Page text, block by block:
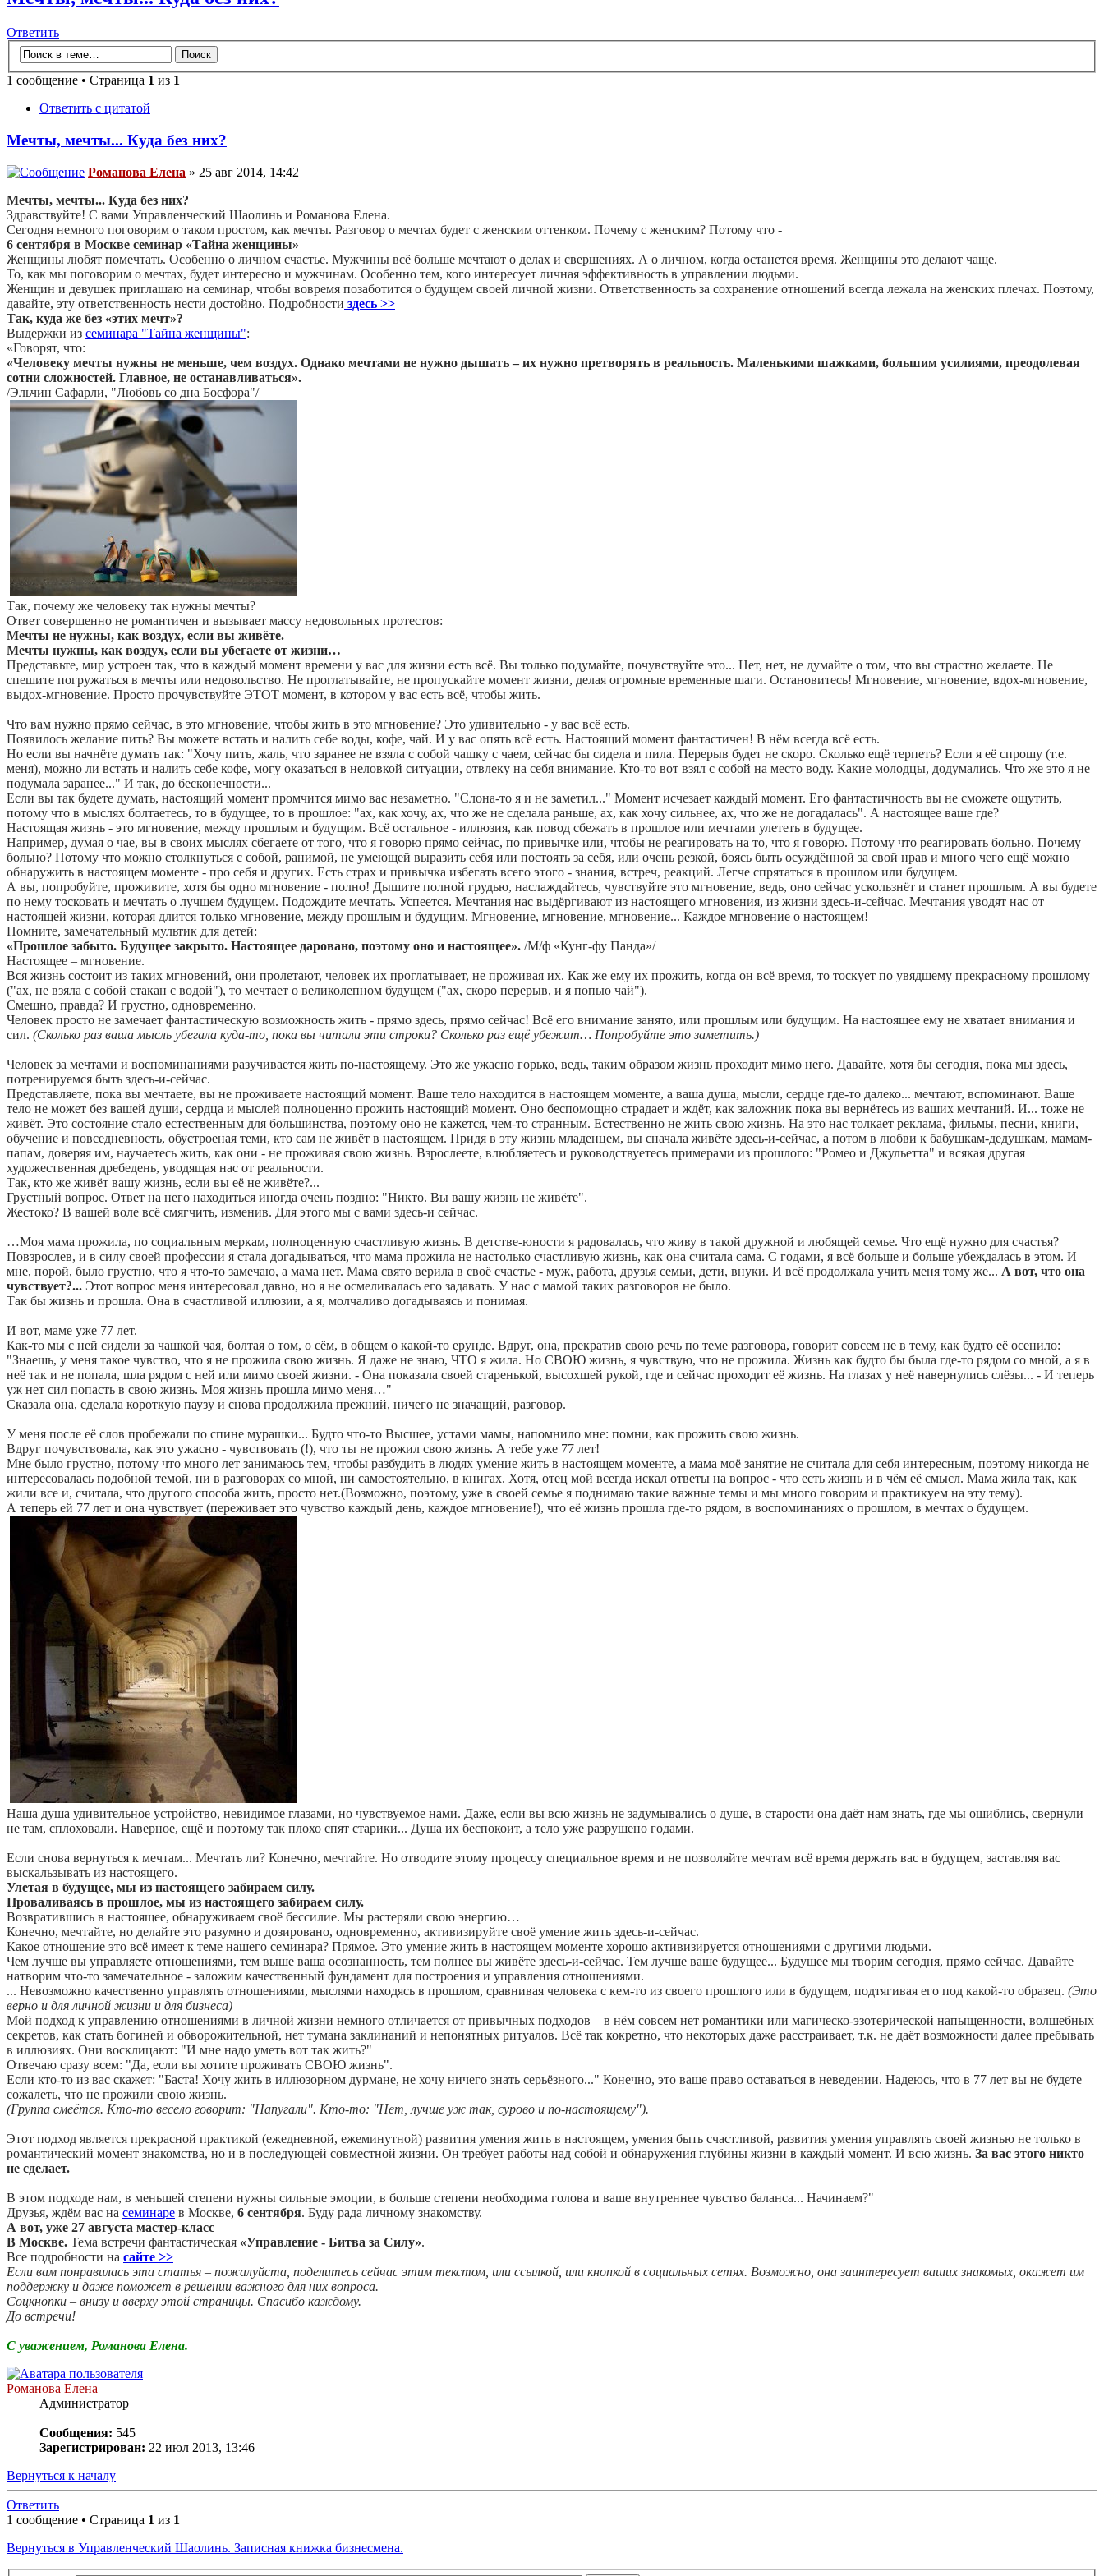
Ответить
1 сообщение • Страница 1 из 1
Ответить с цитатой
Мечты, мечты... Куда без них?
Романова Елена » 25 авг 2014, 14:42
Мечты, мечты... Куда без них?
Здравствуйте! С вами Управленческий Шаолинь и Романова Елена.
Сегодня немного поговорим о таком простом, как мечты. Разговор о мечтах будет с женским оттенком. Почему с женским? Потому что -
6 сентября в Москве семинар «Тайна женщины»
Женщины любят помечтать. Особенно о личном счастье. Мужчины всё больше мечтают о делах и свершениях. А о личном, когда останется время. Женщины это делают чаще.
То, как мы поговорим о мечтах, будет интересно и мужчинам. Особенно тем, кого интересует личная эффективность в управлении людьми.
Женщин и девушек приглашаю на семинар, чтобы вовремя позаботится о будущем своей личной жизни. Ответственность за сохранение отношений всегда лежала на женских плечах. Поэтому,
давайте, эту ответственность нести достойно. Подробности здесь >>
Так, куда же без «этих мечт»?
Выдержки из семинара "Тайна женщины":
«Говорят, что:
«Человеку мечты нужны не меньше, чем воздух. Однако мечтами не нужно дышать – их нужно претворять в реальность. Маленькими шажками, большим усилиями, преодолевая
сотни сложностей. Главное, не останавливаться».
/Эльчин Сафарли, "Любовь со дна Босфора"/
Так, почему же человеку так нужны мечты?
Ответ совершенно не романтичен и вызывает массу недовольных протестов:
Мечты не нужны, как воздух, если вы живёте.
Мечты нужны, как воздух, если вы убегаете от жизни…
Представьте, мир устроен так, что в каждый момент времени у вас для жизни есть всё. Вы только подумайте, почувствуйте это... Нет, нет, не думайте о том, что вы страстно желаете. Не
спешите погружаться в мечты или недовольство. Не проглатывайте, не пропускайте момент жизни, делая огромные временные шаги. Остановитесь! Мгновение, мгновение, вдох-мгновение,
выдох-мгновение. Просто прочувствуйте ЭТОТ момент, в котором у вас есть всё, чтобы жить.
Что вам нужно прямо сейчас, в это мгновение, чтобы жить в это мгновение? Это удивительно - у вас всё есть.
Появилось желание пить? Вы можете встать и налить себе воды, кофе, чай. И у вас опять всё есть. Настоящий момент фантастичен! В нём всегда всё есть.
Но если вы начнёте думать так: "Хочу пить, жаль, что заранее не взяла с собой чашку с чаем, сейчас бы сидела и пила. Перерыв будет не скоро. Сколько ещё терпеть? Если я её спрошу (т.е.
меня), можно ли встать и налить себе кофе, могу оказаться в неловкой ситуации, отвлеку на себя внимание. Кто-то вот взял с собой на место воду. Какие молодцы, додумались. Что же это я не
подумала заранее..." И так, до бесконечности...
Если вы так будете думать, настоящий момент промчится мимо вас незаметно. "Слона-то я и не заметил..." Момент исчезает каждый момент. Его фантастичность вы не сможете ощутить,
потому что в мыслях болтаетесь, то в будущее, то в прошлое: "ах, как хочу, ах, что же не сделала раньше, ах, как хочу сильнее, ах, что же не догадалась". А настоящее ваше где?
Настоящая жизнь - это мгновение, между прошлым и будущим. Всё остальное - иллюзия, как повод сбежать в прошлое или мечтами улететь в будущее.
Например, думая о чае, вы в своих мыслях сбегаете от того, что я говорю прямо сейчас, по привычке или, чтобы не реагировать на то, что я говорю. Потому что реагировать больно. Почему
больно? Потому что можно столкнуться с собой, ранимой, не умеющей выразить себя или постоять за себя, или очень резкой, боясь быть осуждённой за свой нрав и много чего ещё можно
обнаружить в настоящем моменте - про себя и других. Есть страх и привычка избегать всего этого - знания, встреч, реакций. Легче спрятаться в прошлом или будущем.
А вы, попробуйте, проживите, хотя бы одно мгновение - полно! Дышите полной грудью, наслаждайтесь, чувствуйте это мгновение, ведь, оно сейчас ускользнёт и станет прошлым. А вы будете
по нему тосковать и мечтать о лучшем будущем. Подождите мечтать. Успеется. Мечтания нас выдёргивают из настоящего мгновения, из жизни здесь-и-сейчас. Мечтания уводят нас от
настоящей жизни, которая длится только мгновение, между прошлым и будущим. Мгновение, мгновение, мгновение... Каждое мгновение о настоящем!
Помните, замечательный мультик для детей:
«Прошлое забыто. Будущее закрыто. Настоящее даровано, поэтому оно и настоящее». /М/ф «Кунг-фу Панда»/
Настоящее – мгновение.
Вся жизнь состоит из таких мгновений, они пролетают, человек их проглатывает, не проживая их. Как же ему их прожить, когда он всё время, то тоскует по увядшему прекрасному прошлому
("ах, не взяла с собой стакан с водой"), то мечтает о великолепном будущем ("ах, скоро перерыв, и я попью чай").
Смешно, правда? И грустно, одновременно.
Человек просто не замечает фантастическую возможность жить - прямо здесь, прямо сейчас! Всё его внимание занято, или прошлым или будущим. На настоящее ему не хватает внимания и
сил. (Сколько раз ваша мысль убегала куда-то, пока вы читали эти строки? Сколько раз ещё убежит… Попробуйте это заметить.)
Человек за мечтами и воспоминаниями разучивается жить по-настоящему. Это же ужасно горько, ведь, таким образом жизнь проходит мимо него. Давайте, хотя бы сегодня, пока мы здесь,
потренируемся быть здесь-и-сейчас.
Представляете, пока вы мечтаете, вы не проживаете настоящий момент. Ваше тело находится в настоящем моменте, а ваша душа, мысли, сердце где-то далеко... мечтают, вспоминают. Ваше
тело не может без вашей души, сердца и мыслей полноценно прожить настоящий момент. Оно беспомощно страдает и ждёт, как заложник пока вы вернётесь из ваших мечтаний. И... тоже не
живёт. Это состояние стало естественным для большинства, поэтому оно не кажется, чем-то странным. Естественно не жить свою жизнь. На это нас толкает реклама, фильмы, песни, книги,
обучение и повседневность, обустроеная теми, кто сам не живёт в настоящем. Придя в эту жизнь младенцем, вы сначала живёте здесь-и-сейчас, а потом в любви к бабушкам-дедушкам, мамам-
папам, доверяя им, научаетесь жить, как они - не проживая свою жизнь. Взрослеете, влюбляетесь и руководствуетесь примерами из прошлого: "Ромео и Джульетта" и всякая другая
художественная дребедень, уводящая нас от реальности.
Так, кто же живёт вашу жизнь, если вы её не живёте?...
Грустный вопрос. Ответ на него находиться иногда очень поздно: "Никто. Вы вашу жизнь не живёте".
Жестоко? В вашей воле всё смягчить, изменив. Для этого мы с вами здесь-и сейчас.
…Моя мама прожила, по социальным меркам, полноценную счастливую жизнь. В детстве-юности я радовалась, что живу в такой дружной и любящей семье. Что ещё нужно для счастья?
Повзрослев, и в силу своей профессии я стала догадываться, что мама прожила не настолько счастливую жизнь, как она считала сама. С годами, я всё больше и больше убеждалась в этом. И
мне, порой, было грустно, что я что-то замечаю, а мама нет. Мама свято верила в своё счастье - муж, работа, друзья семьи, дети, внуки. И всё продолжала учить меня тому же... А вот, что она
чувствует?... Этот вопрос меня интересовал давно, но я не осмеливалась его задавать. У нас с мамой таких разговоров не было.
Так бы жизнь и прошла. Она в счастливой иллюзии, а я, молчаливо догадываясь и понимая.
И вот, маме уже 77 лет.
Как-то мы с ней сидели за чашкой чая, болтая о том, о сём, в общем о какой-то ерунде. Вдруг, она, прекратив свою речь по теме разговора, говорит совсем не в тему, как будто её осенило:
"Знаешь, у меня такое чувство, что я не прожила свою жизнь. Я даже не знаю, ЧТО я жила. Но СВОЮ жизнь, я чувствую, что не прожила. Жизнь как будто бы была где-то рядом со мной, а я в
неё так и не попала, шла рядом с ней или мимо своей жизни. - Она показала своей старенькой, высохшей рукой, где и сейчас проходит её жизнь. На глазах у неё навернулись слёзы... - И теперь
уж нет сил попасть в свою жизнь. Моя жизнь прошла мимо меня…"
Сказала она, сделала короткую паузу и снова продолжила прежний, ничего не значащий, разговор.
У меня после её слов пробежали по спине мурашки... Будто что-то Высшее, устами мамы, напомнило мне: помни, как прожить свою жизнь.
Вдруг почувствовала, как это ужасно - чувствовать (!), что ты не прожил свою жизнь. А тебе уже 77 лет!
Мне было грустно, потому что много лет занимаюсь тем, чтобы разбудить в людях умение жить в настоящем моменте, а мама моё занятие не считала для себя интересным, поэтому никогда не
интересовалась подобной темой, ни в разговорах со мной, ни самостоятельно, в книгах. Хотя, отец мой всегда искал ответы на вопрос - что есть жизнь и в чём её смысл. Мама жила так, как
жили все и, считала, что другого способа жить, просто нет.(Возможно, поэтому, уже в своей семье я поднимаю такие важные темы и мы много говорим и практикуем на эту тему).
А теперь ей 77 лет и она чувствует (переживает это чувство каждый день, каждое мгновение!), что её жизнь прошла где-то рядом, в воспоминаниях о прошлом, в мечтах о будущем.
Наша душа удивительное устройство, невидимое глазами, но чувствуемое нами. Даже, если вы всю жизнь не задумывались о душе, в старости она даёт нам знать, где мы ошиблись, свернули
не там, сплоховали. Наверное, ещё и поэтому так плохо спят старики... Душа их беспокоит, а тело уже разрушено годами.
Если снова вернуться к мечтам... Мечтать ли? Конечно, мечтайте. Но отводите этому процессу специальное время и не позволяйте мечтам всё время держать вас в будущем, заставляя вас
выскальзывать из настоящего.
Улетая в будущее, мы из настоящего забираем силу.
Проваливаясь в прошлое, мы из настоящего забираем силу.
Возвратившись в настоящее, обнаруживаем своё бессилие. Мы растеряли свою энергию…
Конечно, мечтайте, но делайте это разумно и дозировано, одновременно, активизируйте своё умение жить здесь-и-сейчас.
Какое отношение это всё имеет к теме нашего семинара? Прямое. Это умение жить в настоящем моменте хорошо активизируется отношениями с другими людьми.
Чем лучше вы управляете отношениями, тем выше ваша осознанность, тем полнее вы живёте здесь-и-сейчас. Тем лучше ваше будущее... Будущее мы творим сегодня, прямо сейчас. Давайте
натворим что-то замечательное - заложим качественный фундамент для построения и управления отношениями.
... Невозможно качественно управлять отношениями, мыслями находясь в прошлом, сравнивая человека с кем-то из своего прошлого или в будущем, подтягивая его под какой-то образец. (Это
верно и для личной жизни и для бизнеса)
Мой подход к управлению отношениями в личной жизни немного отличается от привычных подходов – в нём совсем нет романтики или магическо-эзотерической напыщенности, волшебных
секретов, как стать богиней и обворожительной, нет тумана заклинаний и непонятных ритуалов. Всё так кокретно, что некоторых даже расстраивает, т.к. не даёт возможности далее пребывать
в иллюзиях. Они восклицают: "И мне надо уметь вот так жить?"
Отвечаю сразу всем: "Да, если вы хотите проживать СВОЮ жизнь".
Если кто-то из вас скажет: "Баста! Хочу жить в иллюзорном дурмане, не хочу ничего знать серьёзного..." Конечно, это ваше право оставаться в неведении. Надеюсь, что в 77 лет вы не будете
сожалеть, что не прожили свою жизнь.
(Группа смеётся. Кто-то весело говорит: "Напугали". Кто-то: "Нет, лучше уж так, сурово и по-настоящему").
Этот подход является прекрасной практикой (ежедневной, ежеминутной) развития умения жить в настоящем, умения быть счастливой, развития умения управлять своей жизнью не только в
романтический момент знакомства, но и в последующей совместной жизни. Он требует работы над собой и обнаружения глубины жизни в каждый момент. И всю жизнь. За вас этого никто
не сделает.
В этом подходе нам, в меньшей степени нужны сильные эмоции, в больше степени необходима голова и ваше внутреннее чувство баланса... Начинаем?"
Друзья, ждём вас на семинаре в Москве, 6 сентября. Буду рада личному знакомству.
А вот, уже 27 августа мастер-класс
В Москве. Тема встречи фантастическая «Управление - Битва за Силу».
Все подробности на сайте >>
Если вам понравилась эта статья – пожалуйста, поделитесь сейчас этим текстом, или ссылкой, или кнопкой в социальных сетях. Возможно, она заинтересует ваших знакомых, окажет им
поддержку и даже поможет в решении важного для них вопроса.
Соцкнопки – внизу и вверху этой страницы. Спасибо каждому.
До встречи!
С уважением, Романова Елена.
Романова Елена
Администратор
Сообщения: 545
Зарегистрирован: 22 июл 2013, 13:46
Вернуться к началу
Ответить
1 сообщение • Страница 1 из 1
Вернуться в Управленческий Шаолинь. Записная книжка бизнесмена.